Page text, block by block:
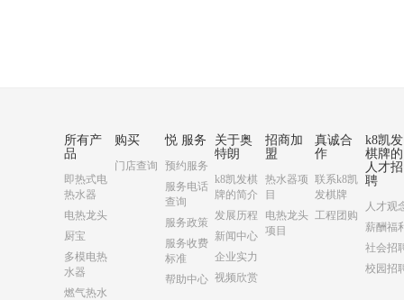
所有产
品
即热式电
热水器
电热龙头
厨宝
多模电热
水器
燃气热水
购买
门店查询
悦 服务
预约服务
服务电话
查询
服务政策
服务收费
标准
帮助中心
关于奥
特朗
k8凯发棋
牌的简介
发展历程
新闻中心
企业实力
视频欣赏
招商加
盟
热水器项
目
电热龙头
项目
真诚合
作
联系k8凯
发棋牌
工程团购
k8凯发
棋牌的
人才招
聘
人才观
薪酬福
社会招
校园招